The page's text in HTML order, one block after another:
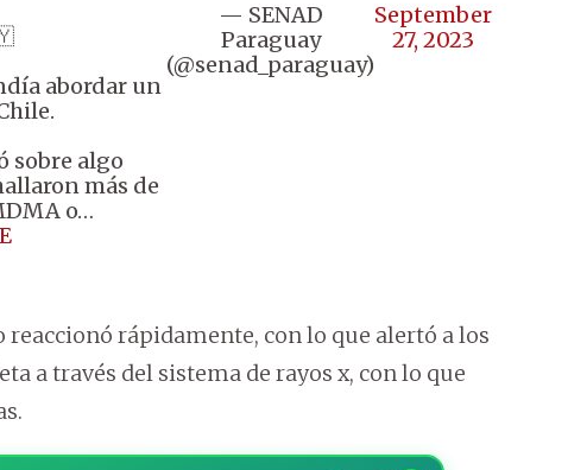
abordar un
sobre algo
más de
o…
— SENAD
Paraguay
(@senad_paraguay)
September
27, 2023
rápidamente, con lo que alertó a los
a través del sistema de rayos x, con lo que